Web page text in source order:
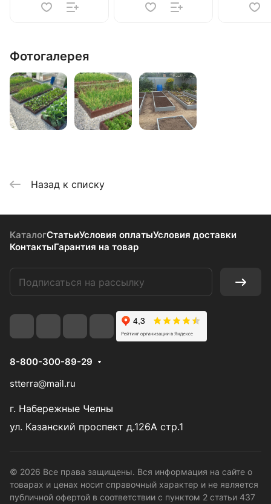
Фотогалерея
Назад к списку
КаталогСтатьиУсловия оплатыУсловия доставки
КонтактыГарантия на товар
8-800-300-89-29
stterra@mail.ru
г. Набережные Челны
ул. Казанский проспект д.126А стр.1
© 2026 Все права защищены. Вся информация на сайте о
товарах и ценах носит справочный характер и не является
публичной офертой в соответствии с пунктом 2 статьи 437